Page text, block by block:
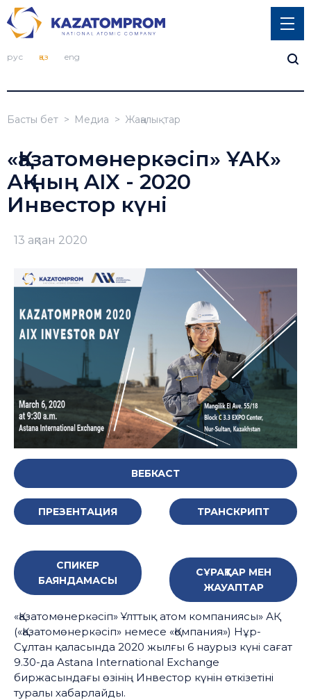
рус қаз eng
Басты бет Медиа Жаңалықтар
«Қазатомөнеркәсіп» ҰАК»
АҚ-ның AIX - 2020
Инвестор күні
13 ақпан 2020
ВЕБКАСТ
ПРЕЗЕНТАЦИЯ ТРАНСКРИПТ
СПИКЕР
БАЯНДАМАСЫ
CҰРАҚТАР МЕН
ЖАУАПТАР
«Қазатомөнеркәсіп» Ұлттық атом компаниясы» АҚ
(«Қазатомөнеркәсіп» немесе «Қомпания») Нұр-
Сұлтан қаласында 2020 жылғы 6 наурыз күні сағат
9.30-да Astana International Exchange
биржасындағы өзінің Инвестор күнін өткізетіні
туралы хабарлайды.